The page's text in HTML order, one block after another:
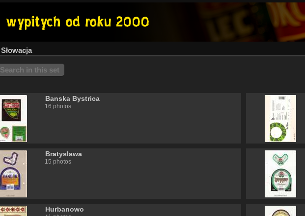
Słowacja
Search in this set
Banska Bystrica
16 photos
Bratyslawa
15 photos
Hurbanowo